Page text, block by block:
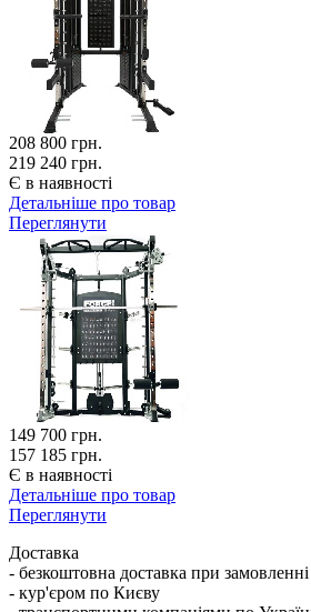
208 800 грн.
219 240 грн.
Є в наявності
Детальніше про товар
Переглянути
149 700 грн.
157 185 грн.
Є в наявності
Детальніше про товар
Переглянути
Доставка
- безкоштовна доставка при
- кур'єром по Києву